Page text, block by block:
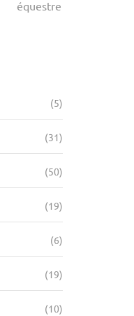
équestre
(5)
(31)
(50)
(19)
(6)
(19)
(10)